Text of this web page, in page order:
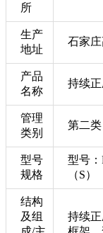
所
生产
地址
石家
产品
名称
持续
管理
类别
第二类
型号
规格
型号
（S）
结构
及组
持续